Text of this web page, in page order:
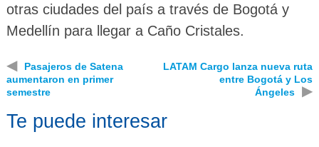
otras ciudades del país a través de Bogotá y
Medellín para llegar a Caño Cristales.
◀
Pasajeros de Satena
aumentaron en primer
semestre
LATAM Cargo lanza nueva ruta
entre Bogotá y Los
Ángeles
▶
Te puede interesar